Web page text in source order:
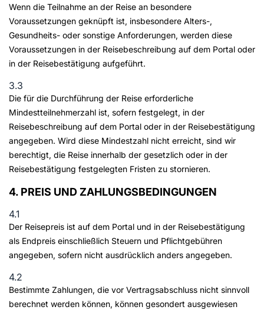
Wenn die Teilnahme an der Reise an besondere
Voraussetzungen geknüpft ist, insbesondere Alters-,
Gesundheits- oder sonstige Anforderungen, werden diese
Voraussetzungen in der Reisebeschreibung auf dem Portal oder
in der Reisebestätigung aufgeführt.
3.3
Die für die Durchführung der Reise erforderliche
Mindestteilnehmerzahl ist, sofern festgelegt, in der
Reisebeschreibung auf dem Portal oder in der Reisebestätigung
angegeben. Wird diese Mindestzahl nicht erreicht, sind wir
berechtigt, die Reise innerhalb der gesetzlich oder in der
Reisebestätigung festgelegten Fristen zu stornieren.
4. PREIS UND ZAHLUNGSBEDINGUNGEN
4.1
Der Reisepreis ist auf dem Portal und in der Reisebestätigung
als Endpreis einschließlich Steuern und Pflichtgebühren
angegeben, sofern nicht ausdrücklich anders angegeben.
4.2
Bestimmte Zahlungen, die vor Vertragsabschluss nicht sinnvoll
berechnet werden können, können gesondert ausgewiesen